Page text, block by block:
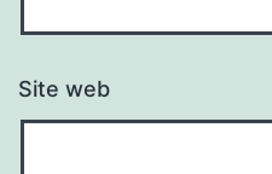
Site web